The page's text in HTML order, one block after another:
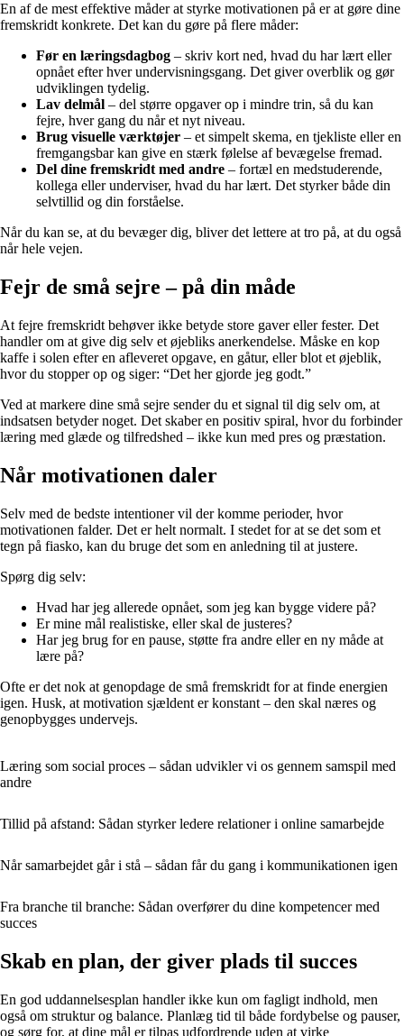
En af de mest effektive måder at styrke motivationen på er at gøre dine
fremskridt konkrete. Det kan du gøre på flere måder:
Før en læringsdagbog – skriv kort ned, hvad du har lært eller
opnået efter hver undervisningsgang. Det giver overblik og gør
udviklingen tydelig.
Lav delmål – del større opgaver op i mindre trin, så du kan
fejre, hver gang du når et nyt niveau.
Brug visuelle værktøjer – et simpelt skema, en tjekliste eller en
fremgangsbar kan give en stærk følelse af bevægelse fremad.
Del dine fremskridt med andre – fortæl en medstuderende,
kollega eller underviser, hvad du har lært. Det styrker både din
selvtillid og din forståelse.
Når du kan se, at du bevæger dig, bliver det lettere at tro på, at du også
når hele vejen.
Fejr de små sejre – på din måde
At fejre fremskridt behøver ikke betyde store gaver eller fester. Det
handler om at give dig selv et øjebliks anerkendelse. Måske en kop
kaffe i solen efter en afleveret opgave, en gåtur, eller blot et øjeblik,
hvor du stopper op og siger: “Det her gjorde jeg godt.”
Ved at markere dine små sejre sender du et signal til dig selv om, at
indsatsen betyder noget. Det skaber en positiv spiral, hvor du forbinder
læring med glæde og tilfredshed – ikke kun med pres og præstation.
Når motivationen daler
Selv med de bedste intentioner vil der komme perioder, hvor
motivationen falder. Det er helt normalt. I stedet for at se det som et
tegn på fiasko, kan du bruge det som en anledning til at justere.
Spørg dig selv:
Hvad har jeg allerede opnået, som jeg kan bygge videre på?
Er mine mål realistiske, eller skal de justeres?
Har jeg brug for en pause, støtte fra andre eller en ny måde at
lære på?
Ofte er det nok at genopdage de små fremskridt for at finde energien
igen. Husk, at motivation sjældent er konstant – den skal næres og
genopbygges undervejs.
Læring som social proces – sådan udvikler vi os gennem samspil med
andre
Tillid på afstand: Sådan styrker ledere relationer i online samarbejde
Når samarbejdet går i stå – sådan får du gang i kommunikationen igen
Fra branche til branche: Sådan overfører du dine kompetencer med
succes
Skab en plan, der giver plads til succes
En god uddannelsesplan handler ikke kun om fagligt indhold, men
også om struktur og balance. Planlæg tid til både fordybelse og pauser,
og sørg for, at dine mål er tilpas udfordrende uden at virke